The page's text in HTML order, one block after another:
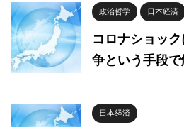
政治哲学 日本経済
コロナショッ
争という手段
日本経済